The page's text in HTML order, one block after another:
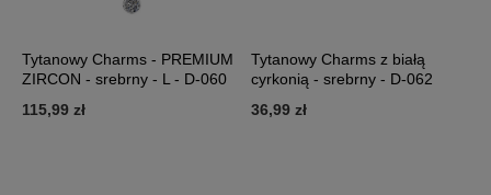
Tytanowy Charms - PREMIUM
ZIRCON - srebrny - L - D-060
115,99 zł
Tytanowy Charms z białą
cyrkonią - srebrny - D-062
36,99 zł